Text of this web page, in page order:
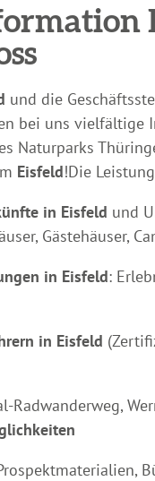
und die
bei uns vielfältige
Naturparks
Eisfeld!Die
in Eisfeld und
Gästehäuser,
in Eisfeld:
in Eisfeld
Radwanderweg,